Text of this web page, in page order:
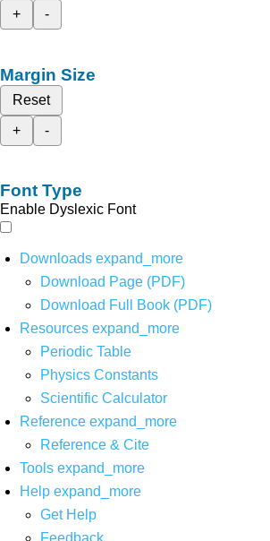
+
-
Margin Size
Reset
+
-
Font Type
Enable Dyslexic Font
Downloads expand_more
Download Page (PDF)
Download Full Book (PDF)
Resources expand_more
Periodic Table
Physics Constants
Scientific Calculator
Reference expand_more
Reference & Cite
Tools expand_more
Help expand_more
Get Help
Feedback